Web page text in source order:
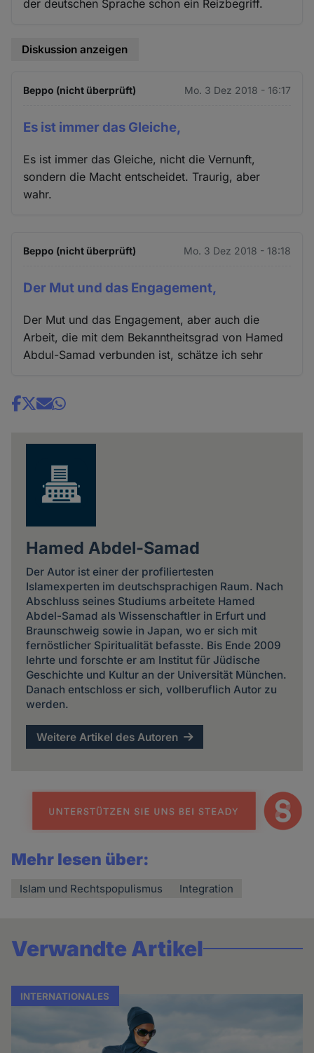
der deutschen Sprache schon ein Reizbegriff.
Diskussion anzeigen
Beppo (nicht überprüft) Mo. 3 Dez 2018 - 16:17
Es ist immer das Gleiche,
Es ist immer das Gleiche, nicht die Vernunft,
sondern die Macht entscheidet. Traurig, aber
wahr.
Beppo (nicht überprüft) Mo. 3 Dez 2018 - 18:18
Der Mut und das Engagement,
Der Mut und das Engagement, aber auch die
Arbeit, die mit dem Bekanntheitsgrad von Hamed
Abdul-Samad verbunden ist, schätze ich sehr
Share
Hamed Abdel-Samad
Der Autor ist einer der profiliertesten
Islamexperten im deutschsprachigen Raum. Nach
Abschluss seines Studiums arbeitete Hamed
Abdel-Samad als Wissenschaftler in Erfurt und
Braunschweig sowie in Japan, wo er sich mit
fernöstlicher Spiritualität befasste. Bis Ende 2009
lehrte und forschte er am Institut für Jüdische
Geschichte und Kultur an der Universität München.
Danach entschloss er sich, vollberuflich Autor zu
werden.
Weitere Artikel des Autoren
Mehr lesen über:
Islam und Rechtspopulismus Integration
Verwandte Artikel
INTERNATIONALES